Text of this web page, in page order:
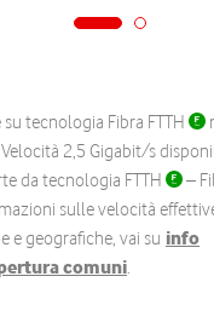
tecnologia Fibra FTTH
Velocità 2,5 Gigabit/s
da tecnologia FTTH
–
sulle velocità
e geografiche, vai su info
comuni.